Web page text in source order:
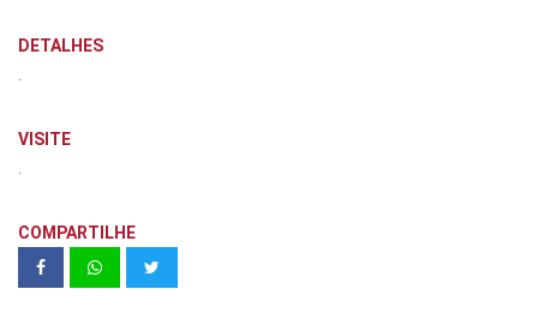
DETALHES
VISITE
COMPARTILHE
Panamby Incorporadora | Garden